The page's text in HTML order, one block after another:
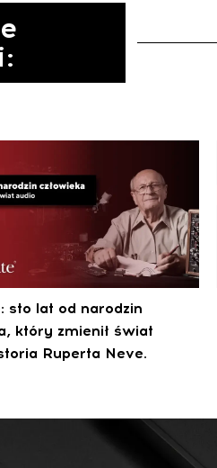
sto lat od narodzin
który zmienił świat
Ruperta Neve.